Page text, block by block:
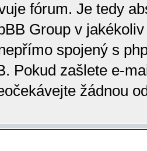
fórum. Je tedy
Group v
spojený s
Pokud zašlete e-
žádnou